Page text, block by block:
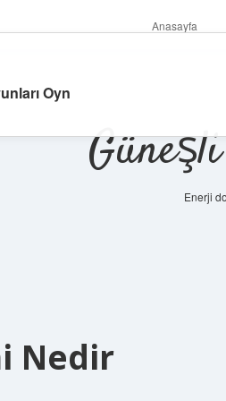
Anasayfa
Enerji
Nedir
Oyn